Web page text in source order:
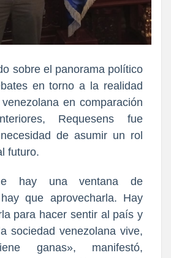
sobre el panorama político
en torno a la realidad
en comparación
Requesens fue
de asumir un rol
futuro.
hay una ventana de
que aprovecharla. Hay
para hacer sentir al país y
sociedad venezolana vive,
ganas», manifestó,